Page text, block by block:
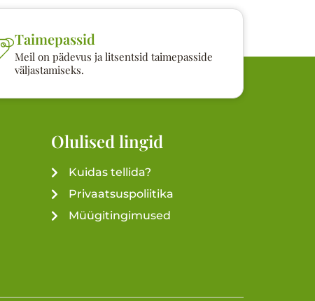
Taimepassid
Meil on pädevus ja litsentsid taimepasside
väljastamiseks.
Olulised lingid
Kuidas tellida?
Privaatsuspoliitika
Müügitingimused